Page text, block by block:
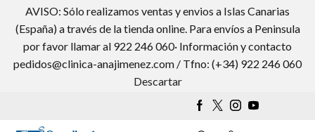
AVISO: Sólo realizamos ventas y envios a Islas Canarias
(España) a través de la tienda online. Para envíos a Peninsula
por favor llamar al 922 246 060· Información y contacto
pedidos@clinica-anajimenez.com / Tfno: (+34) 922 246 060
Descartar
Wishlist 0